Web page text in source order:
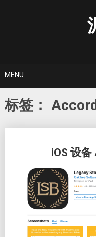
MENU
标签：
iOS 设
navigation